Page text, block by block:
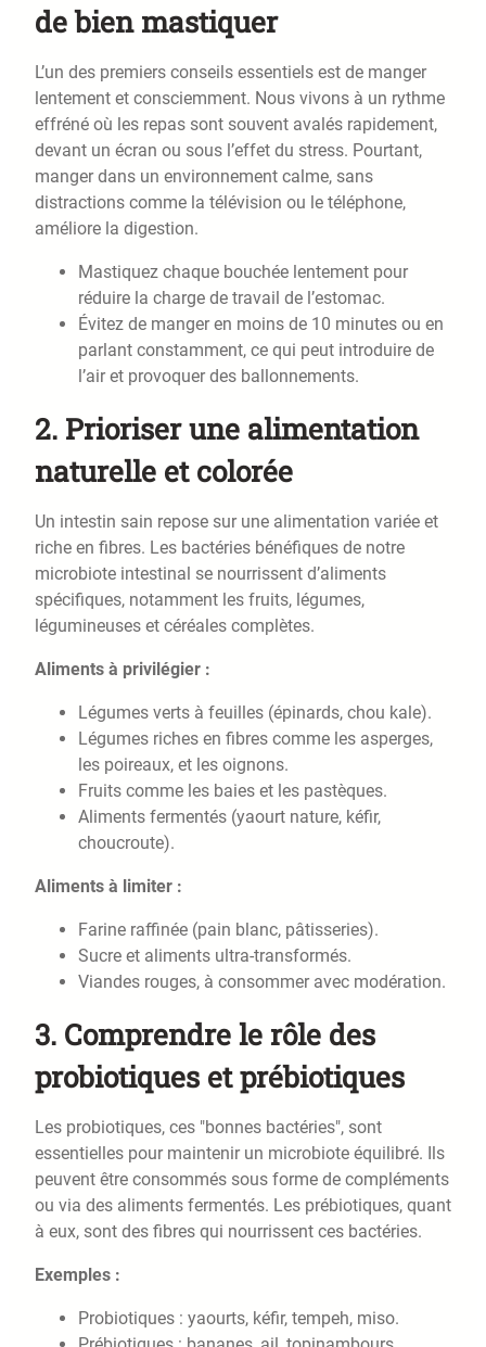
de bien mastiquer
L’un des premiers conseils essentiels est de manger
lentement et consciemment. Nous vivons à un rythme
effréné où les repas sont souvent avalés rapidement,
devant un écran ou sous l’effet du stress. Pourtant,
manger dans un environnement calme, sans
distractions comme la télévision ou le téléphone,
améliore la digestion.
Mastiquez chaque bouchée lentement pour
réduire la charge de travail de l’estomac.
Évitez de manger en moins de 10 minutes ou en
parlant constamment, ce qui peut introduire de
l’air et provoquer des ballonnements.
2. Prioriser une alimentation
naturelle et colorée
Un intestin sain repose sur une alimentation variée et
riche en fibres. Les bactéries bénéfiques de notre
microbiote intestinal se nourrissent d’aliments
spécifiques, notamment les fruits, légumes,
légumineuses et céréales complètes.
Aliments à privilégier :
Légumes verts à feuilles (épinards, chou kale).
Légumes riches en fibres comme les asperges,
les poireaux, et les oignons.
Fruits comme les baies et les pastèques.
Aliments fermentés (yaourt nature, kéfir,
choucroute).
Aliments à limiter :
Farine raffinée (pain blanc, pâtisseries).
Sucre et aliments ultra-transformés.
Viandes rouges, à consommer avec modération.
3. Comprendre le rôle des
probiotiques et prébiotiques
Les probiotiques, ces "bonnes bactéries", sont
essentielles pour maintenir un microbiote équilibré. Ils
peuvent être consommés sous forme de compléments
ou via des aliments fermentés. Les prébiotiques, quant
à eux, sont des fibres qui nourrissent ces bactéries.
Exemples :
Probiotiques : yaourts, kéfir, tempeh, miso.